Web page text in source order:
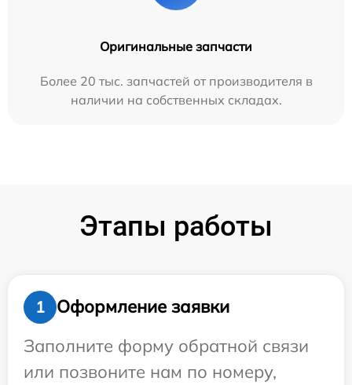
Оригинальные запчасти
Более 20 тыс. запчастей от производителя в
наличии на собственных складах.
Этапы работы
1
Оформление заявки
Заполните форму обратной связи
или позвоните нам по номеру,